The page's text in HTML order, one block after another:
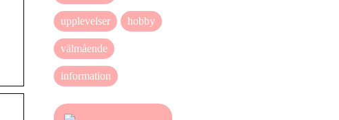
upplevelser hobby
välmående
information